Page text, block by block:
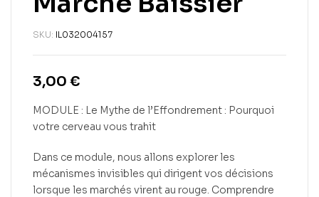
SKU: IL032004157
3,00 €
MODULE : Le Mythe de l’Effondrement : Pourquoi
votre cerveau vous trahit
Dans ce module, nous allons explorer les
mécanismes invisibles qui dirigent vos décisions
lorsque les marchés virent au rouge. Comprendre